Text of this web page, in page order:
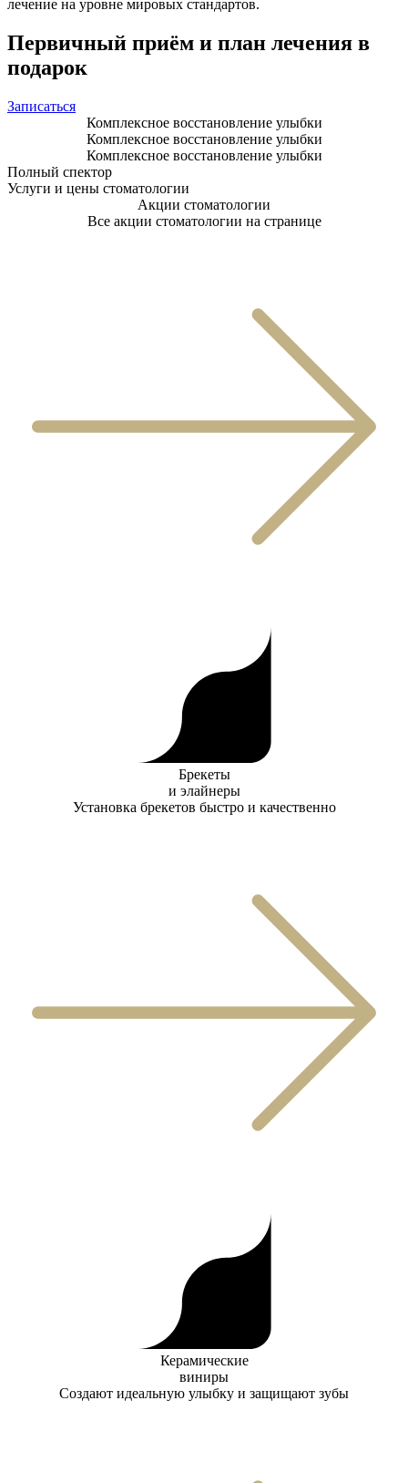
лечение на уровне мировых стандартов.
Первичный приём и план лечения в
подарок
Записаться
Комплексное восстановление улыбки
Комплексное восстановление улыбки
Комплексное восстановление улыбки
Полный спектор
Услуги и цены стоматологии
Акции стоматологии
Все акции стоматологии на странице
Брекеты
и элайнеры
Установка брекетов быстро и качественно
Керамические
виниры
Создают идеальную улыбку и защищают зубы